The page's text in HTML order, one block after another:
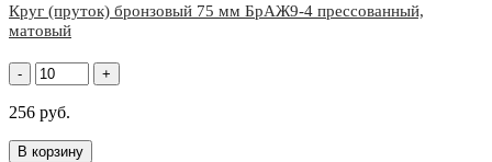
Круг (пруток) бронзовый 75 мм БрАЖ9-4 прессованный,
матовый
- +
256 руб.
В корзину